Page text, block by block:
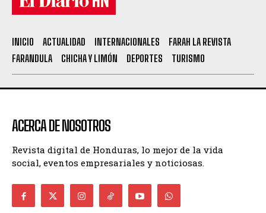
INICIO ACTUALIDAD INTERNACIONALES
FARAH LA REVISTA
FARANDULA
CHICHA Y LIMÓN DEPORTES TURISMO
ACERCA DE NOSOTROS
Revista digital de Honduras, lo mejor de la vida
social, eventos empresariales y noticiosas.